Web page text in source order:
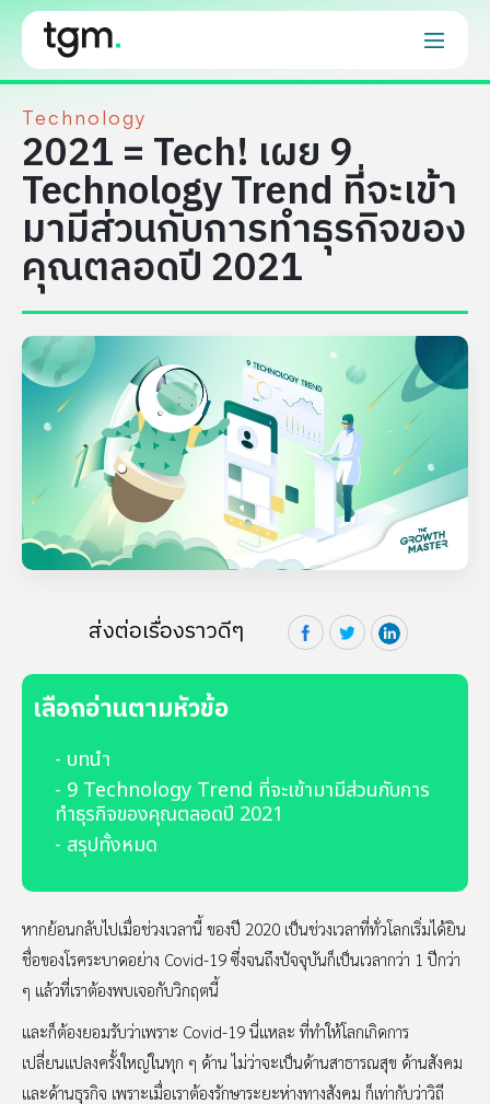
Technology
2021 = Tech! เผย 9
Technology Trend ที่จะเข้า
มามีส่วนกับการทำธุรกิจของ
คุณตลอดปี 2021
ส่งต่อเรื่องราวดีๆ
เลือกอ่านตามหัวข้อ
- บทนำ
- 9 Technology Trend ที่จะเข้ามามีส่วนกับการ
ทำธุรกิจของคุณตลอดปี 2021
- สรุปทั้งหมด
หากย้อนกลับไปเมื่อช่วงเวลานี้ ของปี 2020 เป็นช่วงเวลาที่ทั่วโลกเริ่มได้ยิน
ชื่อของโรคระบาดอย่าง Covid-19 ซึ่งจนถึงปัจจุบันก็เป็นเวลากว่า 1 ปีกว่า
ๆ แล้วที่เราต้องพบเจอกับวิกฤตนี้
และก็ต้องยอมรับว่าเพราะ Covid-19 นี่แหละ ที่ทำให้โลกเกิดการ
เปลี่ยนแปลงครั้งใหญ่ในทุก ๆ ด้าน ไม่ว่าจะเป็นด้านสาธารณสุข ด้านสังคม
และด้านธุรกิจ เพราะเมื่อเราต้องรักษาระยะห่างทางสังคม ก็เท่ากับว่าวิถี